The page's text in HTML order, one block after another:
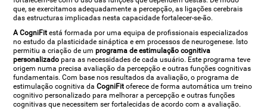
que, se exercitamos adequadamente a percepção, as ligações cerebrais
das estructuras implicadas nesta capacidade fortalecer-se-ão.
A CogniFit está formada por uma equipa de profissionais especializados
no estudo da plasticidade sináptica e em processos de neurogenese. Isto
permitiu a criação de umprograma de estimulação cognitiva
personalizado para as necessidades de cada usuário. Este programa teve
origem numa precisa avaliação da percepção e outras funções cognitivas
fundamentais. Com base nos resultados da avaliação, o programa de
estimulação cognitiva daCogniFit oferece de forma automática um treino
cognitivo personalizado para melhorar a percepção e outras funções
cognitivas que necessitem ser fortalecidas de acordo com a avaliação.